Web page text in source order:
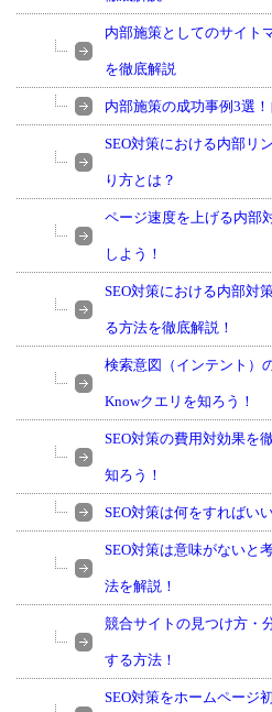
内部施策としてのサイト
を徹底解説
内部施策の成功事例3選
SEO対策における内部リ
り方とは？
ページ速度を上げる内部
しよう！
SEO対策における内部対
る方法を徹底解説！
検索意図（インテント）
Knowクエリを知ろう！
SEO対策の費用対効果を
知ろう！
SEO対策は何をすればい
SEO対策は意味がないと
法を解説！
競合サイトの見つけ方・
する方法！
SEO対策をホームページ